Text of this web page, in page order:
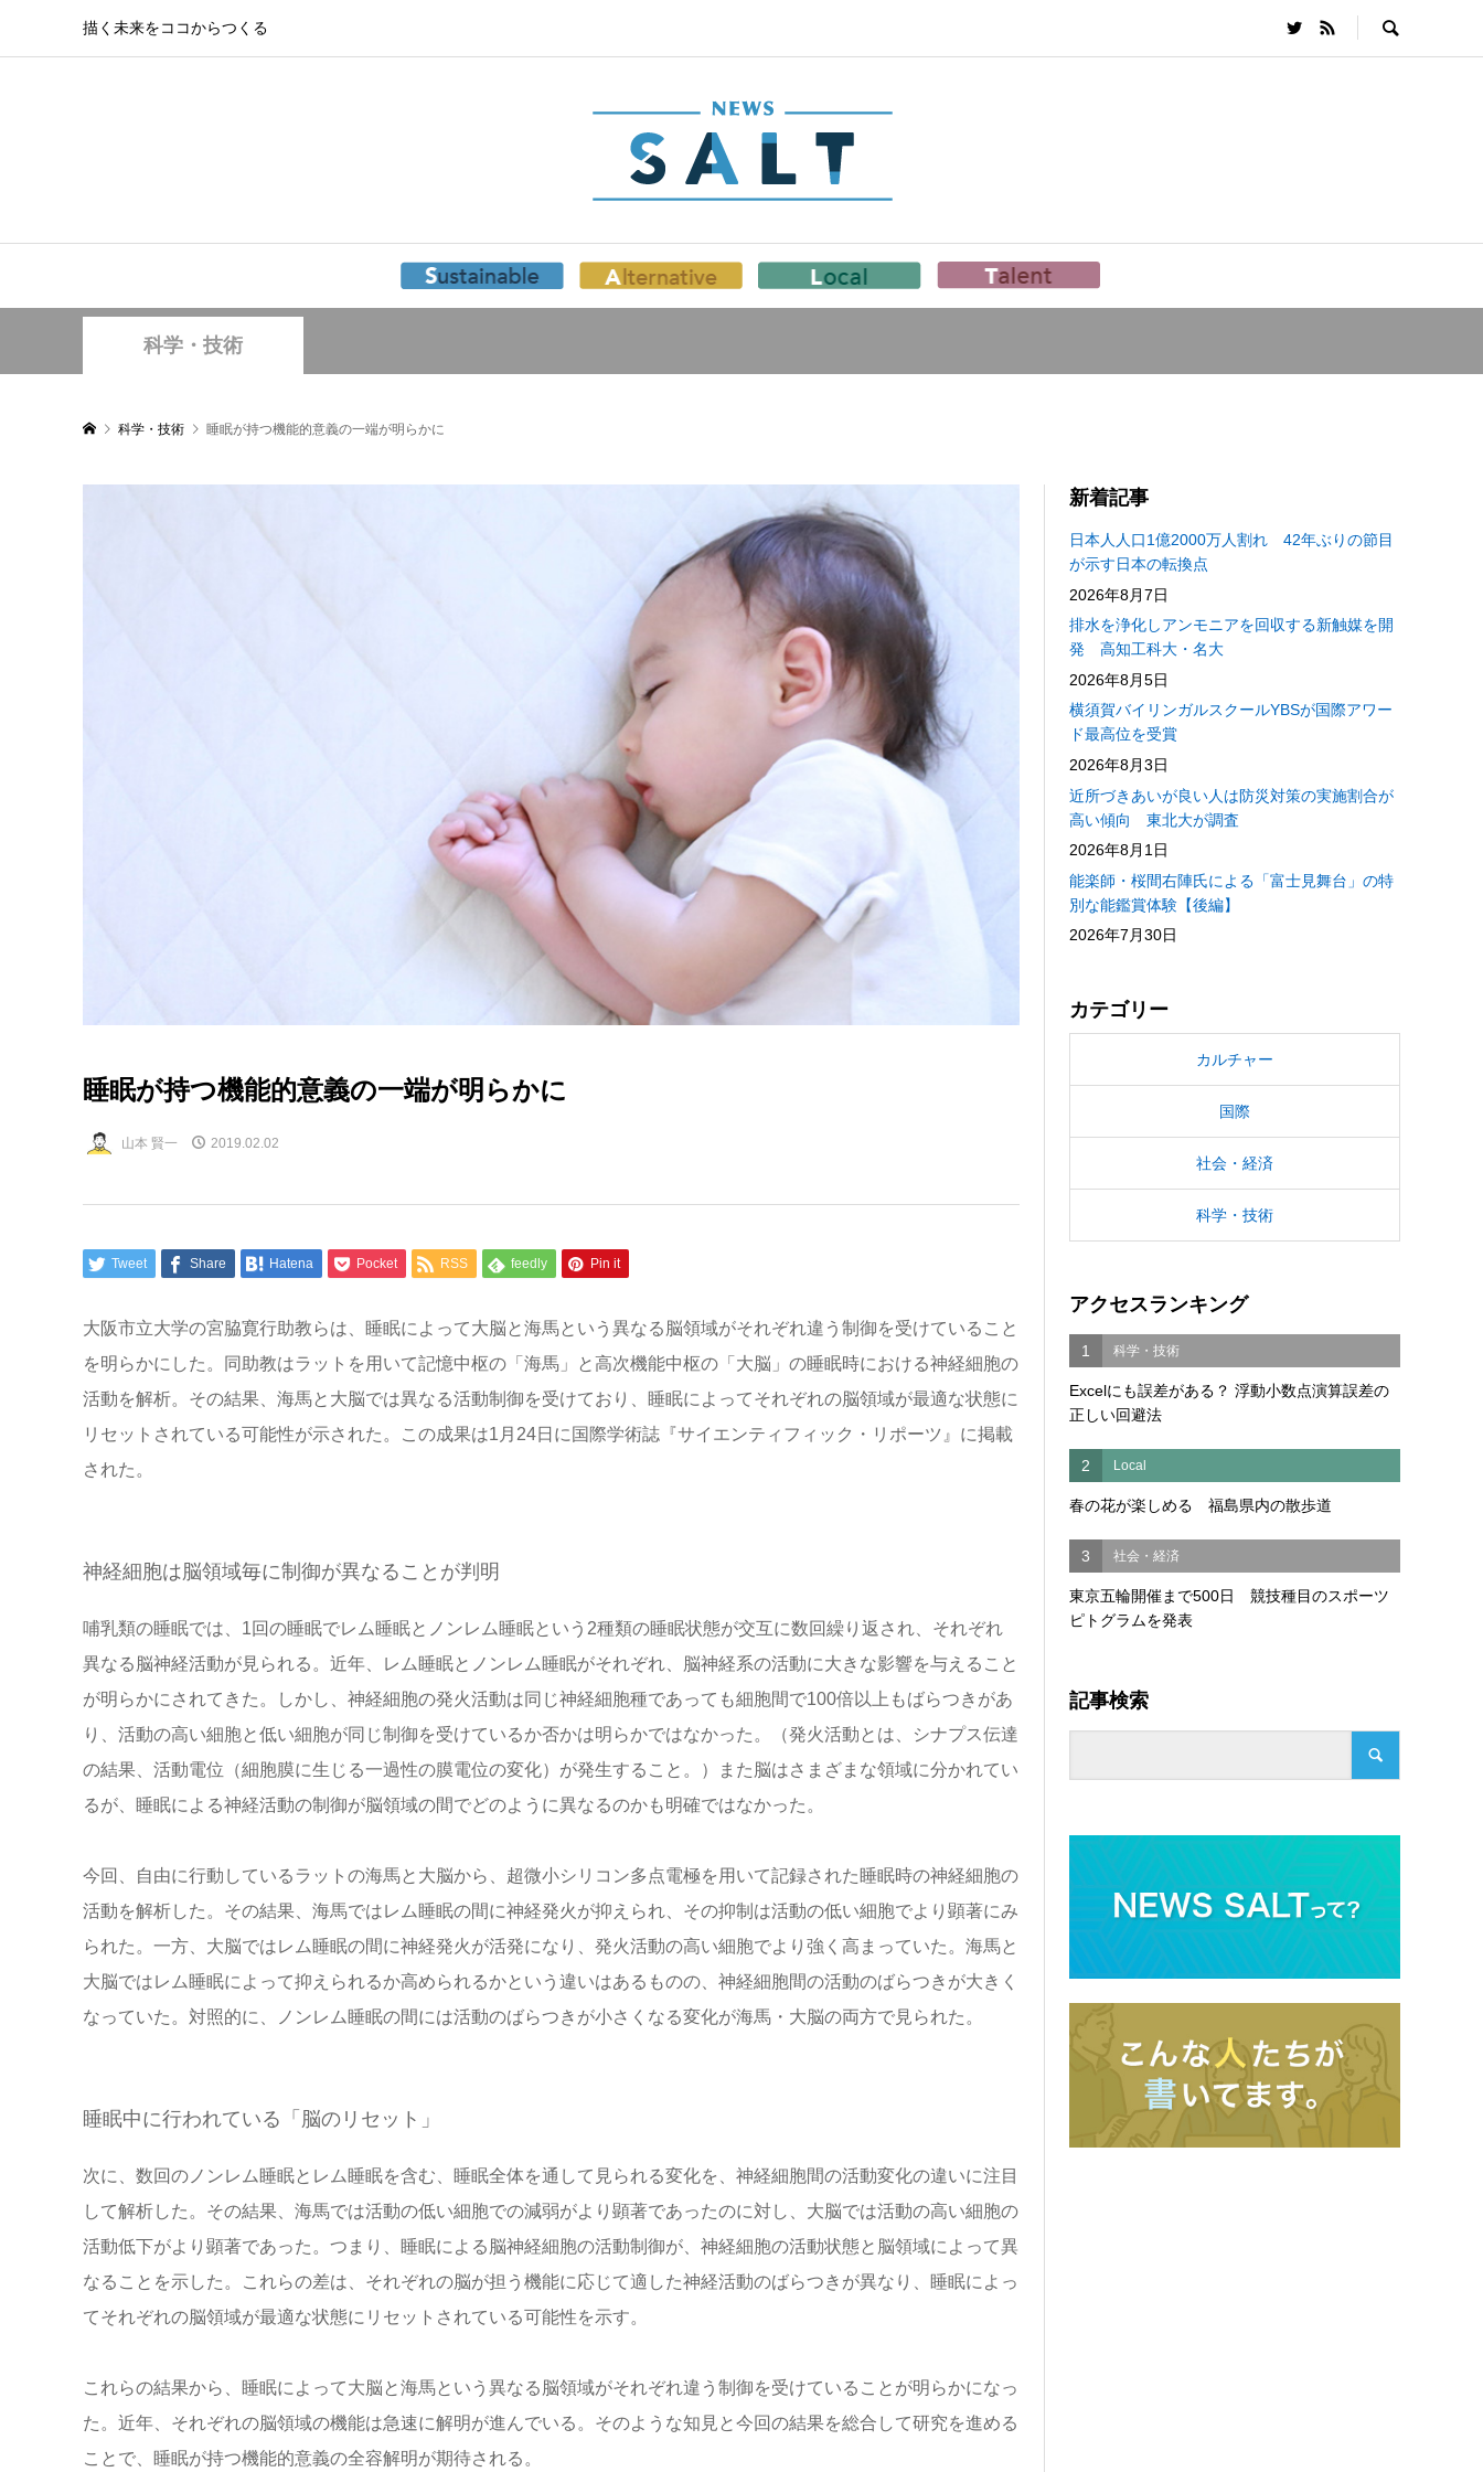
描く未来をココからつくる
科学・技術
科学・技術 睡眠が持つ機能的意義の一端が明らかに
睡眠が持つ機能的意義の一端が明らかに
山本 賢一 2019.02.02
Tweet Share Hatena Pocket RSS feedly Pin it
大阪市立大学の宮脇寛行助教らは、睡眠によって大脳と海馬という異なる脳領域がそれぞれ違う制御を受けていること
を明らかにした。同助教はラットを用いて記憶中枢の「海馬」と高次機能中枢の「大脳」の睡眠時における神経細胞の
活動を解析。その結果、海馬と大脳では異なる活動制御を受けており、睡眠によってそれぞれの脳領域が最適な状態に
リセットされている可能性が示された。この成果は1月24日に国際学術誌『サイエンティフィック・リポーツ』に掲載
された。
神経細胞は脳領域毎に制御が異なることが判明
哺乳類の睡眠では、1回の睡眠でレム睡眠とノンレム睡眠という2種類の睡眠状態が交互に数回繰り返され、それぞれ
異なる脳神経活動が見られる。近年、レム睡眠とノンレム睡眠がそれぞれ、脳神経系の活動に大きな影響を与えること
が明らかにされてきた。しかし、神経細胞の発火活動は同じ神経細胞種であっても細胞間で100倍以上もばらつきがあ
り、活動の高い細胞と低い細胞が同じ制御を受けているか否かは明らかではなかった。（発火活動とは、シナプス伝達
の結果、活動電位（細胞膜に生じる一過性の膜電位の変化）が発生すること。）また脳はさまざまな領域に分かれてい
るが、睡眠による神経活動の制御が脳領域の間でどのように異なるのかも明確ではなかった。
今回、自由に行動しているラットの海馬と大脳から、超微小シリコン多点電極を用いて記録された睡眠時の神経細胞の
活動を解析した。その結果、海馬ではレム睡眠の間に神経発火が抑えられ、その抑制は活動の低い細胞でより顕著にみ
られた。一方、大脳ではレム睡眠の間に神経発火が活発になり、発火活動の高い細胞でより強く高まっていた。海馬と
大脳ではレム睡眠によって抑えられるか高められるかという違いはあるものの、神経細胞間の活動のばらつきが大きく
なっていた。対照的に、ノンレム睡眠の間には活動のばらつきが小さくなる変化が海馬・大脳の両方で見られた。
睡眠中に行われている「脳のリセット」
次に、数回のノンレム睡眠とレム睡眠を含む、睡眠全体を通して見られる変化を、神経細胞間の活動変化の違いに注目
して解析した。その結果、海馬では活動の低い細胞での減弱がより顕著であったのに対し、大脳では活動の高い細胞の
活動低下がより顕著であった。つまり、睡眠による脳神経細胞の活動制御が、神経細胞の活動状態と脳領域によって異
なることを示した。これらの差は、それぞれの脳が担う機能に応じて適した神経活動のばらつきが異なり、睡眠によっ
てそれぞれの脳領域が最適な状態にリセットされている可能性を示す。
これらの結果から、睡眠によって大脳と海馬という異なる脳領域がそれぞれ違う制御を受けていることが明らかになっ
た。近年、それぞれの脳領域の機能は急速に解明が進んでいる。そのような知見と今回の結果を総合して研究を進める
ことで、睡眠が持つ機能的意義の全容解明が期待される。
新着記事
日本人人口1億2000万人割れ 42年ぶりの節目
が示す日本の転換点
2026年8月7日
排水を浄化しアンモニアを回収する新触媒を開
発 高知工科大・名大
2026年8月5日
横須賀バイリンガルスクールYBSが国際アワー
ド最高位を受賞
2026年8月3日
近所づきあいが良い人は防災対策の実施割合が
高い傾向 東北大が調査
2026年8月1日
能楽師・桜間右陣氏による「富士見舞台」の特
別な能鑑賞体験【後編】
2026年7月30日
カテゴリー
カルチャー
国際
社会・経済
科学・技術
アクセスランキング
1 科学・技術
Excelにも誤差がある？ 浮動小数点演算誤差の
正しい回避法
2 Local
春の花が楽しめる 福島県内の散歩道
3 社会・経済
東京五輪開催まで500日 競技種目のスポーツ
ピトグラムを発表
記事検索